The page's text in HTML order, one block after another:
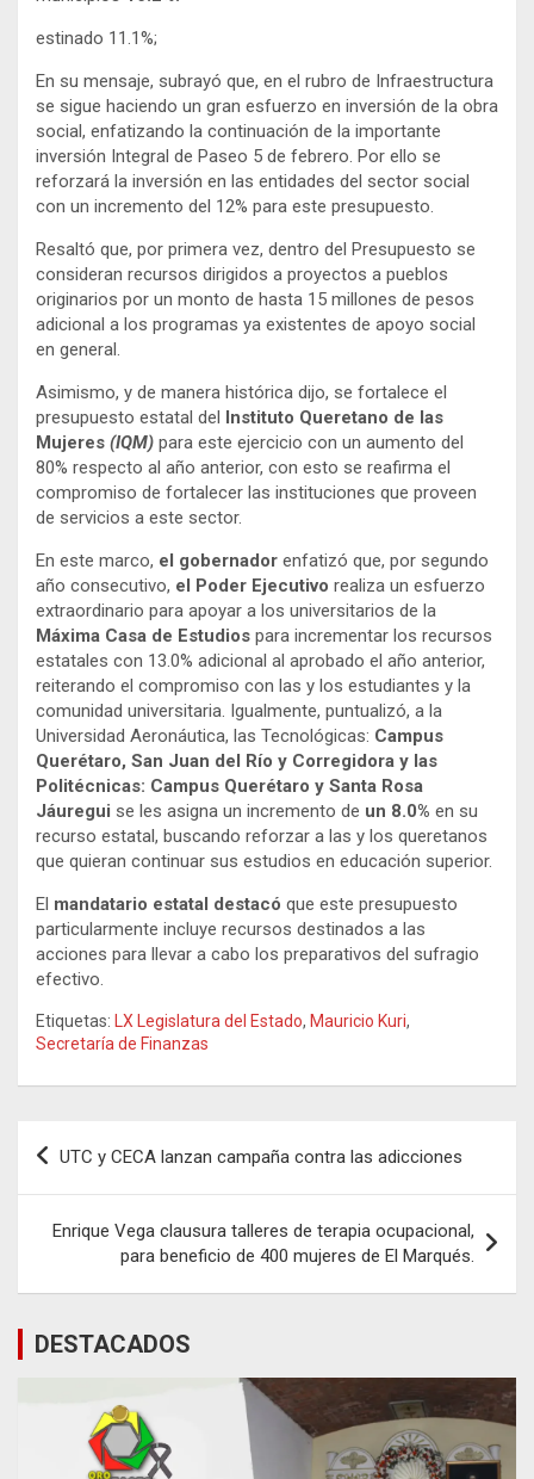
estinado 11.1%;
En su mensaje, subrayó que, en el rubro de Infraestructura
se sigue haciendo un gran esfuerzo en inversión de la obra
social, enfatizando la continuación de la importante
inversión Integral de Paseo 5 de febrero. Por ello se
reforzará la inversión en las entidades del sector social
con un incremento del 12% para este presupuesto.
Resaltó que, por primera vez, dentro del Presupuesto se
consideran recursos dirigidos a proyectos a pueblos
originarios por un monto de hasta 15 millones de pesos
adicional a los programas ya existentes de apoyo social
en general.
Asimismo, y de manera histórica dijo, se fortalece el
presupuesto estatal del Instituto Queretano de las
Mujeres (IQM) para este ejercicio con un aumento del
80% respecto al año anterior, con esto se reafirma el
compromiso de fortalecer las instituciones que proveen
de servicios a este sector.
En este marco, el gobernador enfatizó que, por segundo
año consecutivo, el Poder Ejecutivo realiza un esfuerzo
extraordinario para apoyar a los universitarios de la
Máxima Casa de Estudios para incrementar los recursos
estatales con 13.0% adicional al aprobado el año anterior,
reiterando el compromiso con las y los estudiantes y la
comunidad universitaria. Igualmente, puntualizó, a la
Universidad Aeronáutica, las Tecnológicas: Campus
Querétaro, San Juan del Río y Corregidora y las
Politécnicas: Campus Querétaro y Santa Rosa
Jáuregui se les asigna un incremento de un 8.0% en su
recurso estatal, buscando reforzar a las y los queretanos
que quieran continuar sus estudios en educación superior.
El mandatario estatal destacó que este presupuesto
particularmente incluye recursos destinados a las
acciones para llevar a cabo los preparativos del sufragio
efectivo.
Etiquetas: LX Legislatura del Estado, Mauricio Kuri,
Secretaría de Finanzas
Navegación
entradas
UTC y CECA lanzan campaña contra las adicciones
Enrique Vega clausura talleres de terapia ocupacional,
para beneficio de 400 mujeres de El Marqués.
DESTACADOS